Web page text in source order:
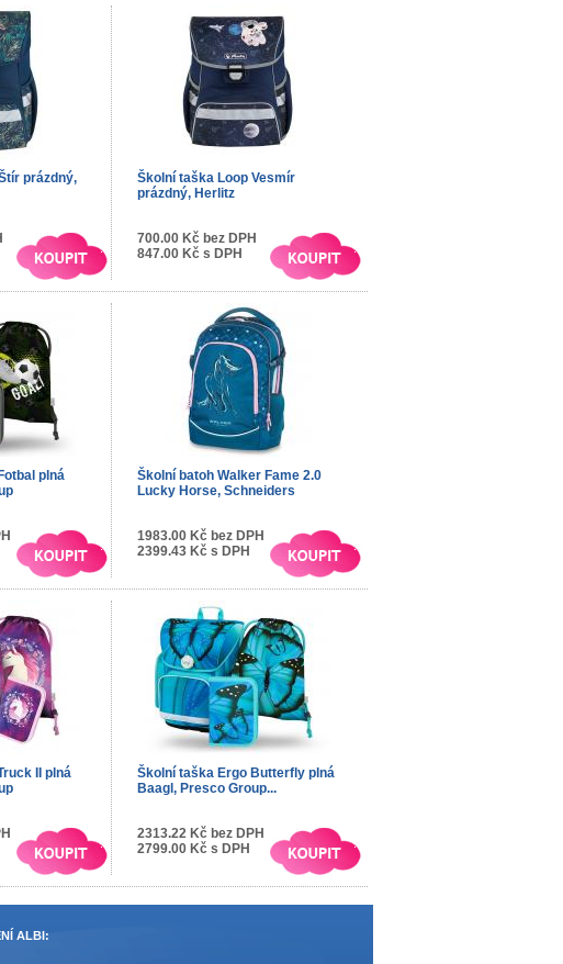
prázdný,
Školní taška Loop Vesmír
prázdný, Herlitz
700.00 Kč bez DPH
847.00 Kč s DPH
plná
Školní batoh Walker Fame 2.0
Lucky Horse, Schneiders
1983.00 Kč bez DPH
2399.43 Kč s DPH
II plná
Školní taška Ergo Butterfly plná
Baagl, Presco Group...
2313.22 Kč bez DPH
2799.00 Kč s DPH
ALBI: